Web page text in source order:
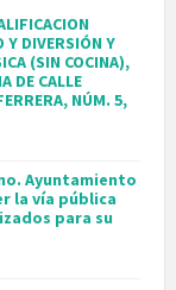
Y DIVERSIÓN Y
(SIN COCINA),
DE CALLE
NÚM. 5,
Ayuntamiento
la vía pública
para su